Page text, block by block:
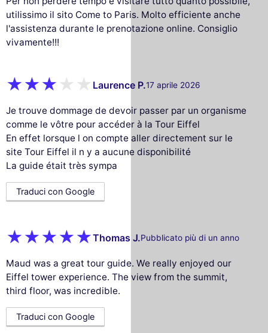
utilissimo il sito Come to Paris. Molto efficiente anche
l'assistenza durante le prenotazione online. Consiglio
vivamente!!!
Laurence P.17 aprile 2026
Je trouve dommage de devoir passer par un organisme
comme le vôtre pour accéder à la Tour Eiffel
En effet lorsque l on compte aller directement sur le
site Tour Eiffel il n y a aucune disponibilité
La guide était très sympa
Traduci con Google
Thomas J.Pubblicato più di un anno
Maud was a great tour guide. We really enjoyed our
Eiffel tower experience. The view from the summit,
third floor, was incredible.
Traduci con Google